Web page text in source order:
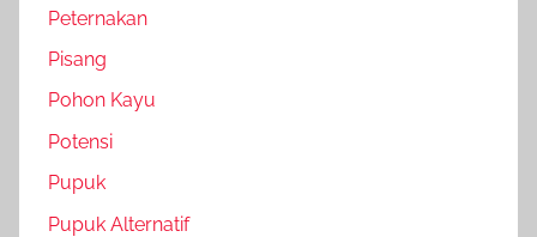
Peternakan
Pisang
Pohon Kayu
Potensi
Pupuk
Pupuk Alternatif